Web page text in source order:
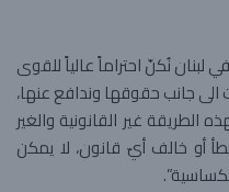
لبنان نُكنّ احتراماً عالياً للقوى
جانب حقوقها وندافع عنها،
الطريقة غير القانونية والغير
أو خالف أيّ قانون، لا يمكن